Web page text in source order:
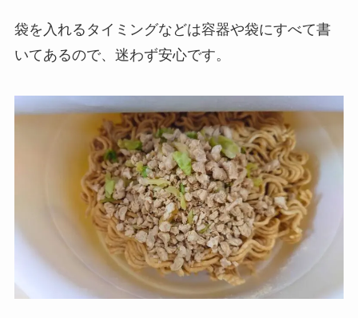
袋を入れるタイミングなどは容器や袋にすべて書
いてあるので、迷わず安心です。